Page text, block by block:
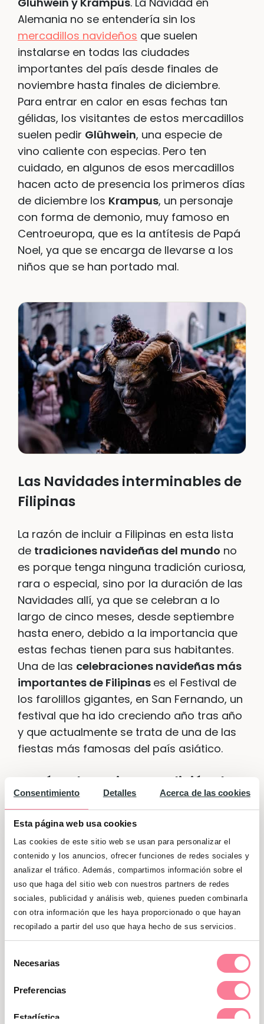
Consentimiento Detalles Acerca de las cookies
Esta página web usa cookies
Las cookies de este sitio web se usan para personalizar el
contenido y los anuncios, ofrecer funciones de redes sociales y
analizar el tráfico. Además, compartimos información sobre el
uso que haga del sitio web con nuestros partners de redes
sociales, publicidad y análisis web, quienes pueden combinarla
con otra información que les haya proporcionado o que hayan
recopilado a partir del uso que haya hecho de sus servicios.
Necesarias
Preferencias
Estadística
Alemania no se entendería sin los
mercadillos navideños que suelen
instalarse en todas las ciudades
importantes del país desde finales de
noviembre hasta finales de diciembre.
Para entrar en calor en esas fechas tan
gélidas, los visitantes de estos mercadillos
suelen pedir Glühwein, una especie de
vino caliente con especias. Pero ten
cuidado, en algunos de esos mercadillos
hacen acto de presencia los primeros días
de diciembre los Krampus, un personaje
con forma de demonio, muy famoso en
Centroeuropa, que es la antítesis de Papá
Noel, ya que se encarga de llevarse a los
niños que se han portado mal.
Las Navidades interminables de
Filipinas
La razón de incluir a Filipinas en esta lista
de tradiciones navideñas del mundo no
es porque tenga ninguna tradición curiosa,
rara o especial, sino por la duración de las
Navidades allí, ya que se celebran a lo
largo de cinco meses, desde septiembre
hasta enero, debido a la importancia que
estas fechas tienen para sus habitantes.
Una de las celebraciones navideñas más
importantes de Filipinas es el Festival de
los farolillos gigantes, en San Fernando, un
festival que ha ido creciendo año tras año
y que actualmente se trata de una de las
fiestas más famosas del país asiático.
Japón y la curiosa tradición de
comer pollo frito
curiosas que encontramos alrededor del
mundo es la de Japón, y es que, en el país
del sol naciente la Nochebuena se
celebra… ¡¡comiendo pollo frito del KFC!! En
Japón el número de personas católicas es
muy reducido y allí no se celebran grandes
de la Navidad como sí hacemos en
Europa. Sin embargo, en la década de los
propuso comer pollo frito en Navidad,